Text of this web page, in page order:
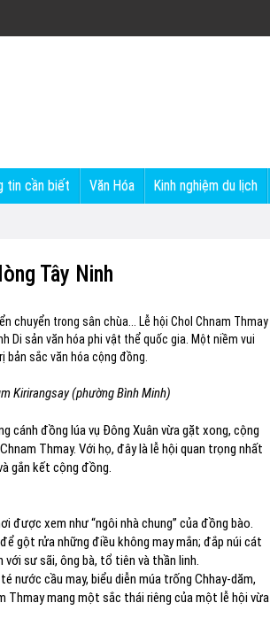
tin cần biết Văn Hóa Kinh nghiệm du lịch
Tây Ninh
chuyển trong sân chùa... Lễ hội Chol Chnam Thmay
Di sản văn hóa phi vật thể quốc gia. Một niềm vui
sắc văn hóa cộng đồng.
Kirirangsay (phường Bình Minh)
cánh đồng lúa vụ Đông Xuân vừa gặt xong, cộng
Thmay. Với họ, đây là lễ hội quan trọng nhất
gắn kết cộng đồng.
được xem như “ngôi nhà chung” của đồng bào.
gột rửa những điều không may mắn; đắp núi cát
sư sãi, ông bà, tổ tiên và thần linh.
nước cầu may, biểu diễn múa trống Chhay-dăm,
Thmay mang một sắc thái riêng của một lễ hội vừa